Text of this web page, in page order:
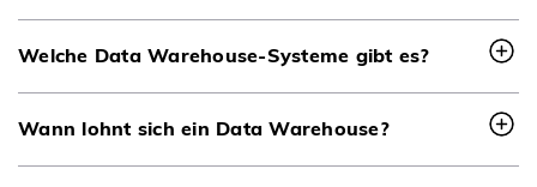
Welche Data Warehouse-Systeme gibt es?
Wann lohnt sich ein Data Warehouse?